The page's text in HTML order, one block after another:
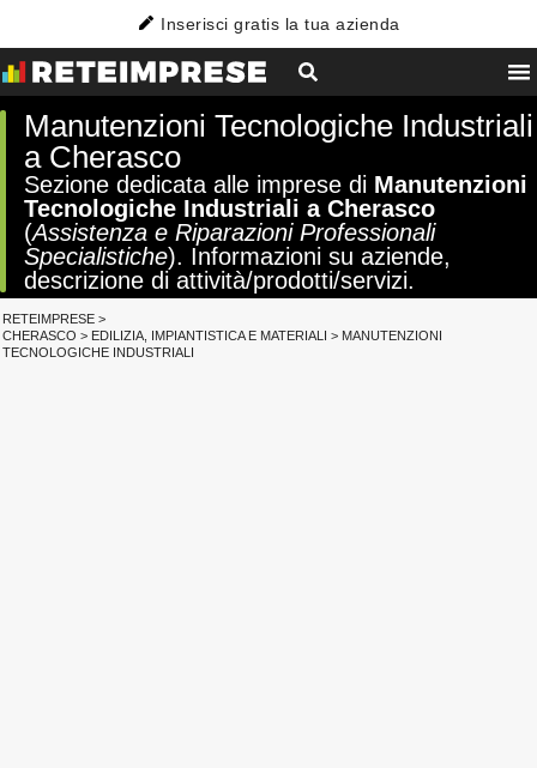
Inserisci gratis la tua azienda
Manutenzioni Tecnologiche Industriali
a Cherasco
Sezione dedicata alle imprese di Manutenzioni
Tecnologiche Industriali a Cherasco
(Assistenza e Riparazioni Professionali
Specialistiche). Informazioni su aziende,
descrizione di attività/prodotti/servizi.
RETEIMPRESE >
CHERASCO > EDILIZIA, IMPIANTISTICA E MATERIALI > MANUTENZIONI
TECNOLOGICHE INDUSTRIALI